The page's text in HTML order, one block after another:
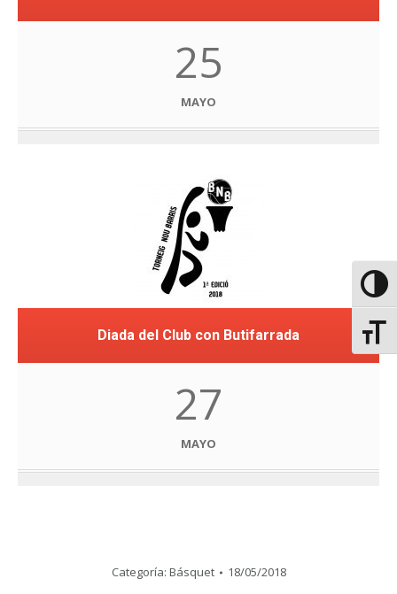
25
MAYO
Diada del Club con Butifarrada
27
MAYO
Categoría: Básquet 18/05/2018